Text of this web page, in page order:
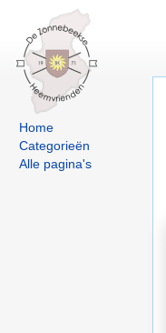
Home
Categorieën
Alle pagina's